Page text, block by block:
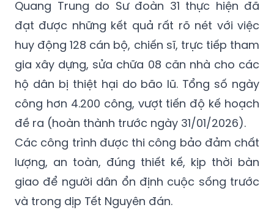
Quang Trung do Sư đoàn 31 thực hiện đã
đạt được những kết quả rất rõ nét với việc
huy động 128 cán bộ, chiến sĩ, trực tiếp tham
gia xây dựng, sửa chữa 08 căn nhà cho các
hộ dân bị thiệt hại do bão lũ. Tổng số ngày
công hơn 4.200 công, vượt tiến độ kế hoạch
đề ra (hoàn thành trước ngày 31/01/2026).
Các công trình được thi công bảo đảm chất
lượng, an toàn, đúng thiết kế, kịp thời bàn
giao để người dân ổn định cuộc sống trước
và trong dịp Tết Nguyên đán.